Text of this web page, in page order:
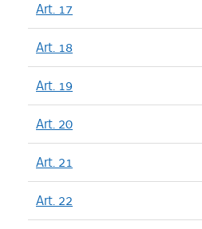
Art. 17
Art. 18
Art. 19
Art. 20
Art. 21
Art. 22